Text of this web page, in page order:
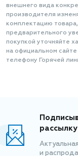
внешнего вида
производителя
комплектацию
предварительного
покупкой уточняйте
на официальном
телефону Горячей
рассылку
и